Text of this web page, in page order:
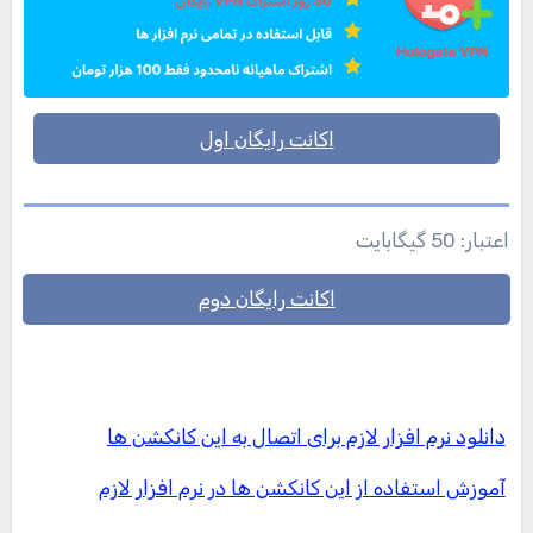
اکانت رایگان اول
اعتبار: 50 گیگابایت
اکانت رایگان دوم
دانلود نرم افزار لازم برای اتصال به این کانکشن ها
آموزش استفاده از این کانکشن ها در نرم افزار لازم